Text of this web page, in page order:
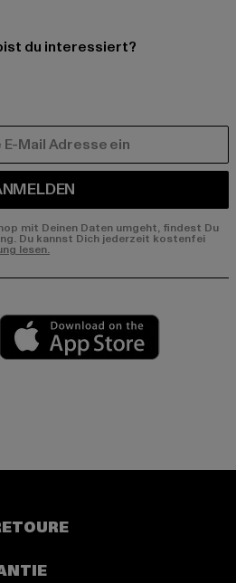
du interessiert?
mit Deinen Daten umgeht, findest Du
Du kannst Dich jederzeit kostenfei
lesen.
Play market